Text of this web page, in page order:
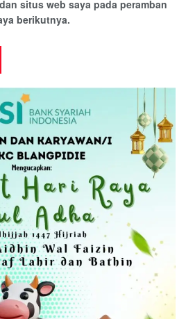
situs web saya pada peramban
berikutnya.